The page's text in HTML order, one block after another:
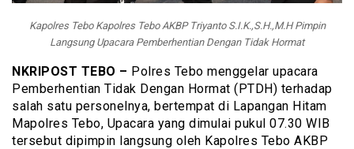
Kapolres Tebo Kapolres Tebo AKBP Triyanto S.I.K.,S.H.,M.H Pimpin
Langsung Upacara Pemberhentian Dengan Tidak Hormat
NKRIPOST TEBO – Polres Tebo menggelar upacara
Pemberhentian Tidak Dengan Hormat (PTDH) terhadap
salah satu personelnya, bertempat di Lapangan Hitam
Mapolres Tebo, Upacara yang dimulai pukul 07.30 WIB
tersebut dipimpin langsung oleh Kapolres Tebo AKBP